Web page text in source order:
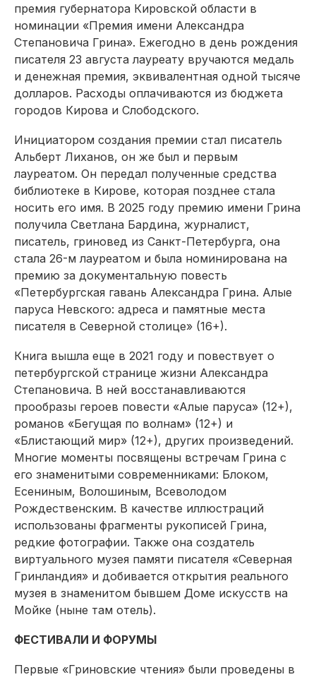
премия губернатора Кировской области в
номинации «Премия имени Александра
Степановича Грина». Ежегодно в день рождения
писателя 23 августа лауреату вручаются медаль
и денежная премия, эквивалентная одной тысяче
долларов. Расходы оплачиваются из бюджета
городов Кирова и Слободского.
Инициатором создания премии стал писатель
Альберт Лиханов, он же был и первым
лауреатом. Он передал полученные средства
библиотеке в Кирове, которая позднее стала
носить его имя. В 2025 году премию имени Грина
получила Светлана Бардина, журналист,
писатель, гриновед из Санкт-Петербурга, она
стала 26-м лауреатом и была номинирована на
премию за документальную повесть
«Петербургская гавань Александра Грина. Алые
паруса Невского: адреса и памятные места
писателя в Северной столице» (16+).
Книга вышла еще в 2021 году и повествует о
петербургской странице жизни Александра
Степановича. В ней восстанавливаются
прообразы героев повести «Алые паруса» (12+),
романов «Бегущая по волнам» (12+) и
«Блистающий мир» (12+), других произведений.
Многие моменты посвящены встречам Грина с
его знаменитыми современниками: Блоком,
Есениным, Волошиным, Всеволодом
Рождественским. В качестве иллюстраций
использованы фрагменты рукописей Грина,
редкие фотографии. Также она соз­датель
виртуального музея памяти писателя «Северная
Гринландия» и добивается открытия реального
музея в знаменитом бывшем Доме искусств на
Мойке (ныне там отель).
ФЕСТИВАЛИ И ФОРУМЫ
Первые «Гриновские чтения» были проведены в